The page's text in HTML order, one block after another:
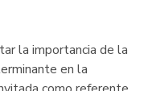
la importancia de la
en la